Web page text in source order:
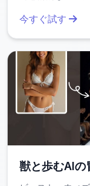
AIデーモン変身は
ースのモデルで特徴
Adversarial
す。Sora 2では、1
Veo 3.1では複数画
ーション化します
「存在感のあるデ
どんな場
フェッショナル
時間を節約しな
します。
今すぐ試す
獣と歩むAIの